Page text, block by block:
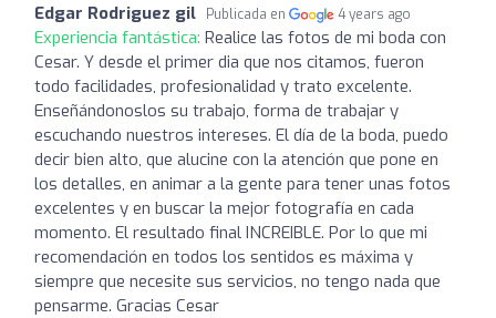
Edgar Rodriguez gil Publicada en 4 years ago
Experiencia fantástica: Realice las fotos de mi boda con
Cesar. Y desde el primer dia que nos citamos, fueron
todo facilidades, profesionalidad y trato excelente.
Enseñándonoslos su trabajo, forma de trabajar y
escuchando nuestros intereses. El día de la boda, puedo
decir bien alto, que alucine con la atención que pone en
los detalles, en animar a la gente para tener unas fotos
excelentes y en buscar la mejor fotografía en cada
momento. El resultado final INCREIBLE. Por lo que mi
recomendación en todos los sentidos es máxima y
siempre que necesite sus servicios, no tengo nada que
pensarme. Gracias Cesar